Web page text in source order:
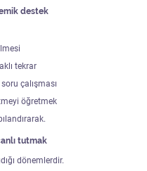
destek
tekrar
çalışması
öğretmek
tutmak
dönemlerdir.